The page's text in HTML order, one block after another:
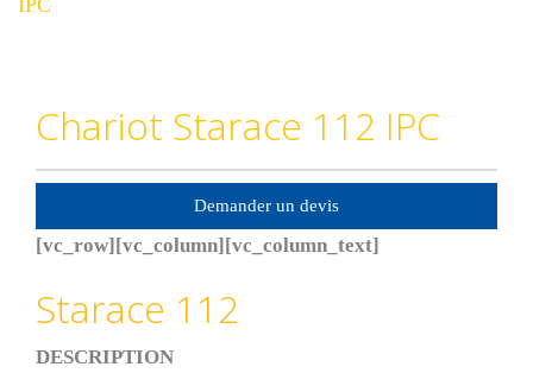
IPC
Chariot Starace 112 IPC
Demander un devis
[vc_row][vc_column][vc_column_text]
Starace 112
DESCRIPTION